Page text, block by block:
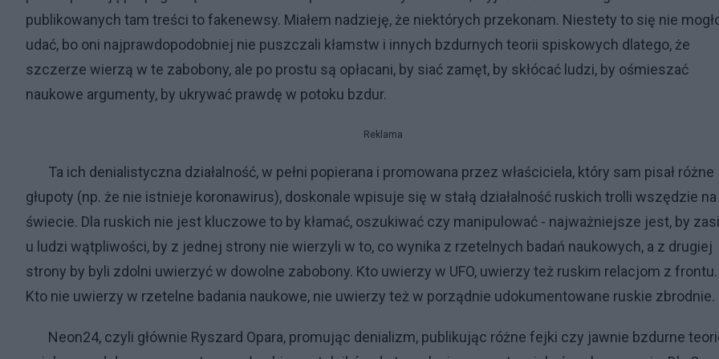
publikowanych tam treści to fakenewsy. Miałem nadzieję, że niektórych przekonam. Niestety to się nie
udać, bo oni najprawdopodobniej nie puszczali kłamstw i innych bzdurnych teorii spiskowych dlatego, że
szczerze wierzą w te zabobony, ale po prostu są opłacani, by siać zamęt, by skłócać ludzi, by ośmieszać
naukowe argumenty, by ukrywać prawdę w potoku bzdur.
Reklama
Ta ich denialistyczna działalność, w pełni popierana i promowana przez właściciela, który sam pisał różne
głupoty (np. że nie istnieje koronawirus), doskonale wpisuje się w stałą działalność ruskich trolli wszędzie na
świecie. Dla ruskich nie jest kluczowe to by kłamać, oszukiwać czy manipulować - najważniejsze jest, by
u ludzi wątpliwości, by z jednej strony nie wierzyli w to, co wynika z rzetelnych badań naukowych, a z drugiej
strony by byli zdolni uwierzyć w dowolne zabobony. Kto uwierzy w UFO, uwierzy też ruskim relacjom z frontu.
Kto nie uwierzy w rzetelne badania naukowe, nie uwierzy też w porządnie udokumentowane ruskie zbrodnie.
Neon24, czyli głównie Ryszard Opara, promując denializm, publikując różne fejki czy jawnie bzdurne